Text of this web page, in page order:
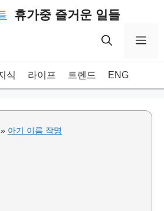
휴가중 즐거운 일들
식 라이프 트렌드 ENG
» 아기 이름 작명